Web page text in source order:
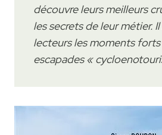
découvre leurs meilleurs
les secrets de leur métier.
lecteurs les moments forts
escapades «